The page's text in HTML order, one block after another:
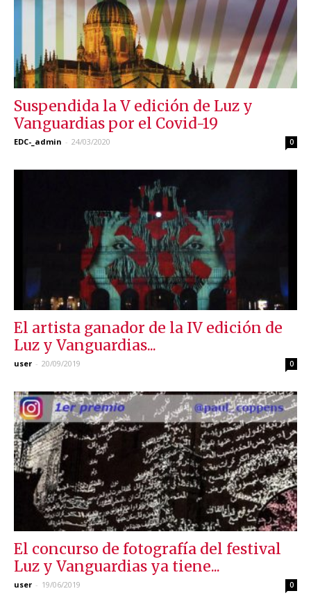
Suspendida la V edición de Luz y
Vanguardias por el Covid-19
EDC-_admin - 24/03/2020 0
El artista ganador de la IV edición de
Luz y Vanguardias...
user - 20/09/2019 0
El concurso de fotografía del festival
Luz y Vanguardias ya tiene...
user - 19/06/2019 0